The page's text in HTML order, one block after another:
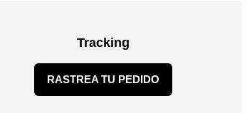
Tracking
RASTREA TU PEDIDO